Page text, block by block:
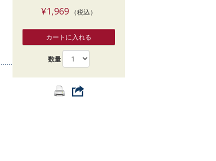
¥1,969（税込）
カートに入れる
数量